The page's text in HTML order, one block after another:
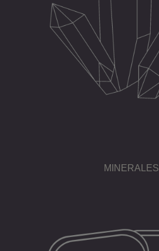
MINERALES